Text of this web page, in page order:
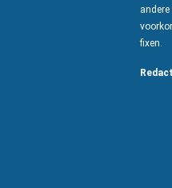
fixen.